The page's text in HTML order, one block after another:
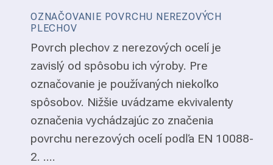
OZNAČOVANIE POVRCHU NEREZOVÝCH
PLECHOV
Povrch plechov z nerezových ocelí je
zavislý od spôsobu ich výroby. Pre
označovanie je používaných niekoľko
spôsobov. Nižšie uvádzame ekvivalenty
označenia vychádzajúc zo značenia
povrchu nerezových ocelí podľa EN 10088-
2. ....